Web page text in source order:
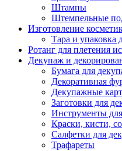
Штампы
Штемпельные
Изготовление
Тара и упаковка
Ротанг для плетения
Декупаж и
Бумага для
Декоративная
Декупажные
Заготовки для
Инструменты
Краски, кисти,
Салфетки для
Трафареты